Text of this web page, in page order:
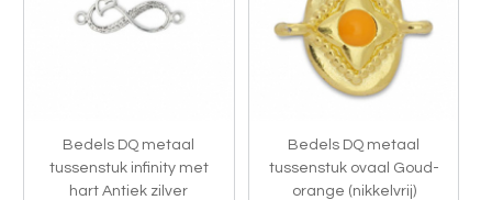
Bedels DQ metaal
tussenstuk infinity met
hart Antiek zilver
Bedels DQ metaal
tussenstuk ovaal Goud-
orange (nikkelvrij)